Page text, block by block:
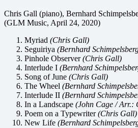
Chris Gall (piano), Bernhard
(GLM Music, April 24, 2020)
Myriad (Chris Gall)
Seguiriya (Bernhard
Pinhole Observer(Chris Gall)
Interlude I (Bernhard
Song of June (Chris Gall)
The Wheel (Bernhard
Interlude II (Bernhard
In a Landscape (John Cage /
Poem on a Typewriter(Chris
New Life (Bernhard